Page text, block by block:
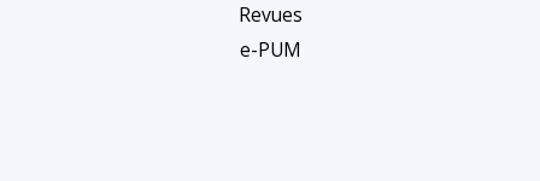
Revues
e-PUM